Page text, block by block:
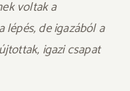
voltak a
de igazából a
igazi csapat